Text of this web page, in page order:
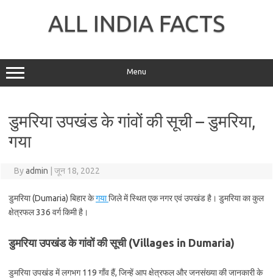
ALL INDIA FACTS
Menu
डुमरिया उपखंड के गांवों की सूची – डुमरिया,
गया
Byadmin जून 18, 2022
डुमरिया (Dumaria) बिहार केगयाजिले में स्थित एक नगर एवं उपखंड है। डुमरिया का कुल
क्षेत्रफल 336 वर्ग किमी है।
डुमरिया उपखंड के गांवों की सूची (Villages in Dumaria)
डुमरिया उपखंड में लगभग 119 गाँव हैं, जिन्हें आप क्षेत्रफल और जनसंख्या की जानकारी के